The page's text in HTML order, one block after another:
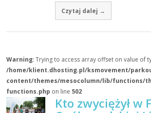
Czytaj dalej →
Warning: Trying to access array offset on value of
/home/klient.dhosting.pl/ksmovement/
content/themes/mesocolumn/lib/functions/
functions.php on line 502
Kto zwyciężył w